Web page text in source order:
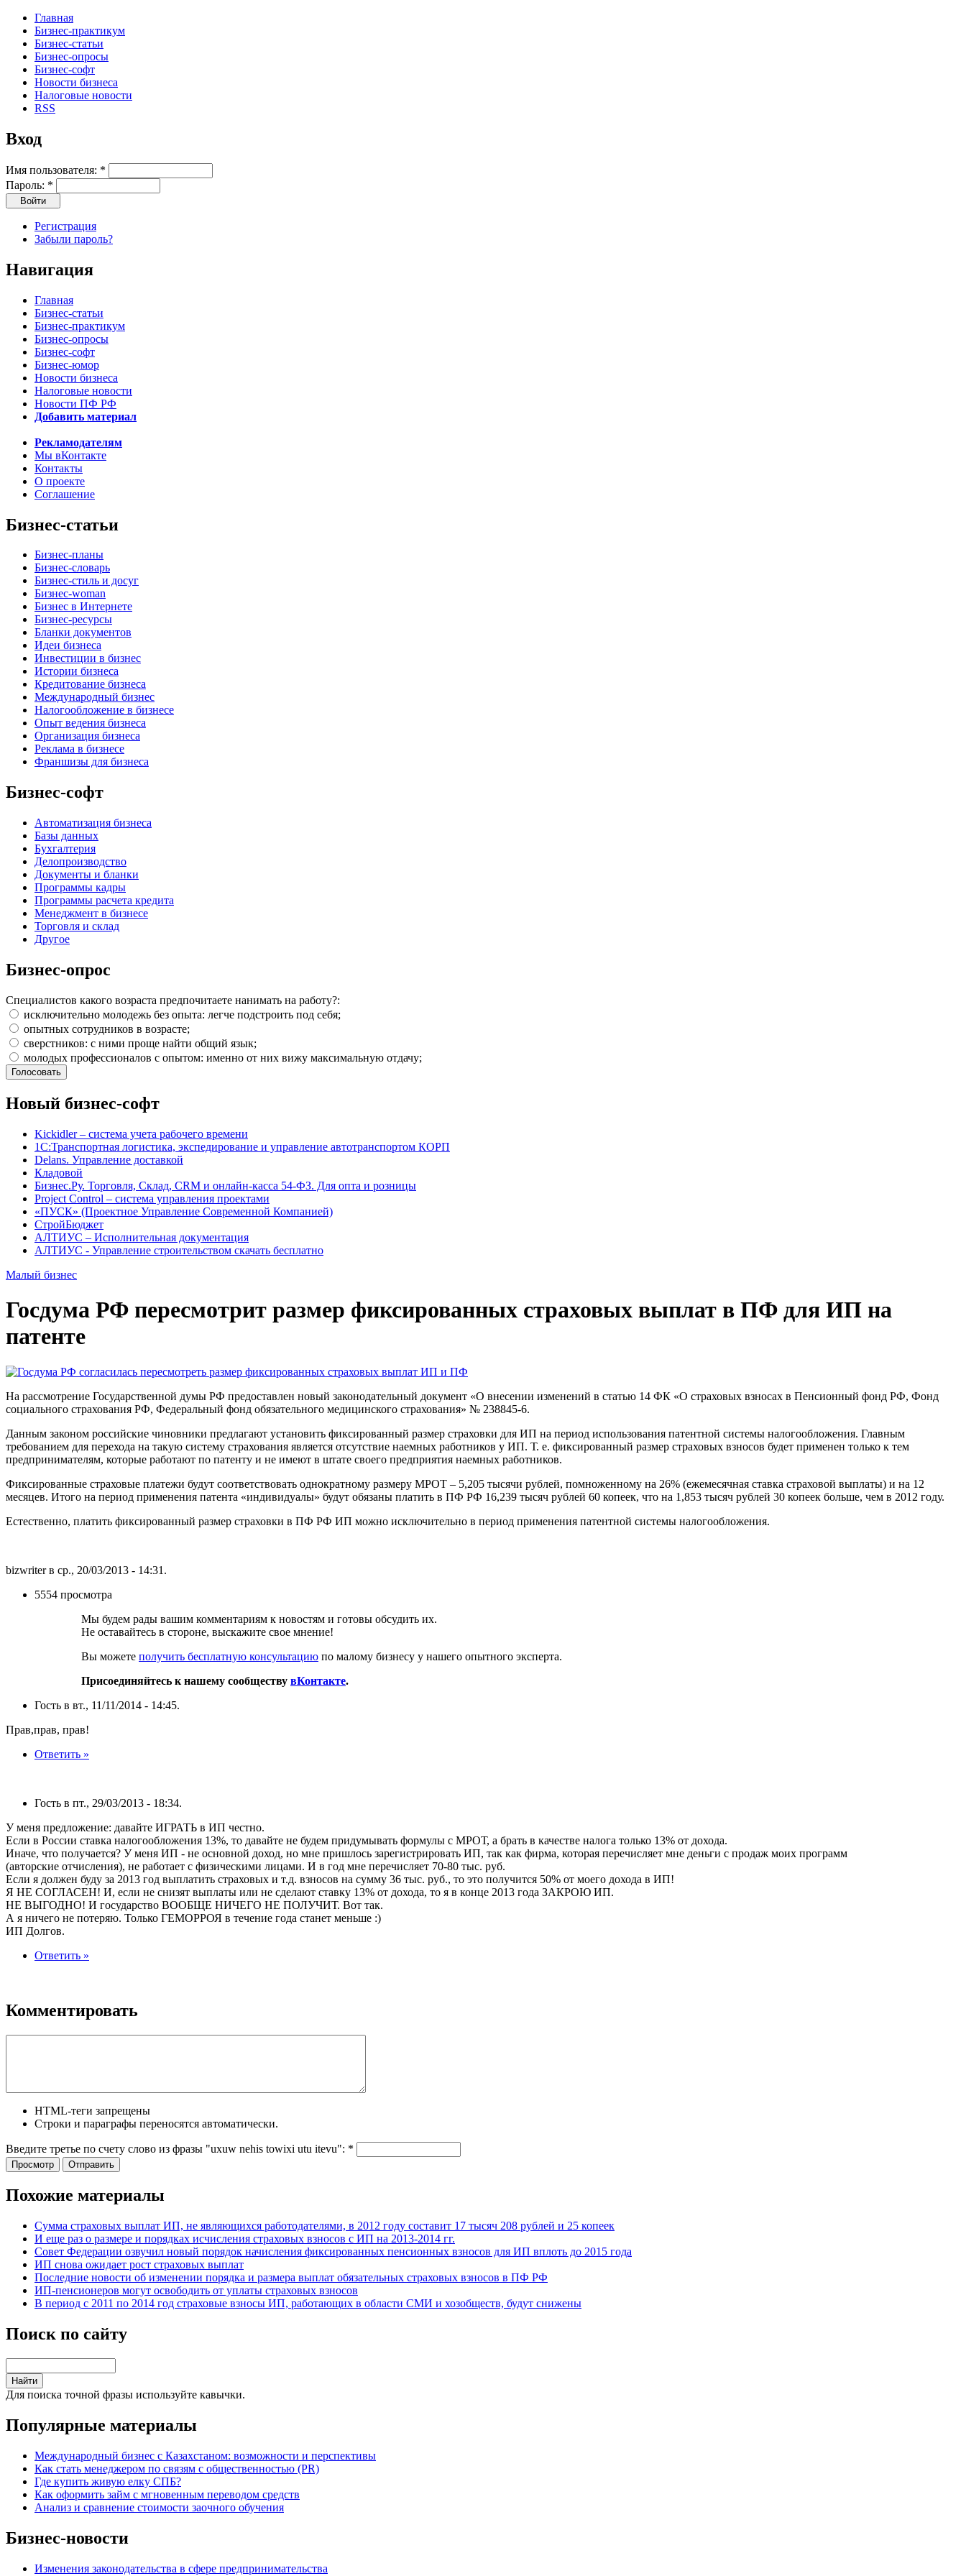
Главная
Бизнес-практикум
Бизнес-статьи
Бизнес-опросы
Бизнес-софт
Новости бизнеса
Налоговые новости
RSS
Вход
Имя пользователя: *
Пароль: *
Регистрация
Забыли пароль?
Навигация
Главная
Бизнес-статьи
Бизнес-практикум
Бизнес-опросы
Бизнес-софт
Бизнес-юмор
Новости бизнеса
Налоговые новости
Новости ПФ РФ
Добавить материал
Рекламодателям
Мы вКонтакте
Контакты
О проекте
Соглашение
Бизнес-статьи
Бизнес-планы
Бизнес-словарь
Бизнес-стиль и досуг
Бизнес-woman
Бизнес в Интернете
Бизнес-ресурсы
Бланки документов
Идеи бизнеса
Инвестиции в бизнес
Истории бизнеса
Кредитование бизнеса
Международный бизнес
Налогообложение в бизнесе
Опыт ведения бизнеса
Организация бизнеса
Реклама в бизнесе
Франшизы для бизнеса
Бизнес-софт
Автоматизация бизнеса
Базы данных
Бухгалтерия
Делопроизводство
Документы и бланки
Программы кадры
Программы расчета кредита
Менеджмент в бизнесе
Торговля и склад
Другое
Бизнес-опрос
Специалистов какого возраста предпочитаете нанимать на работу?:
исключительно молодежь без опыта: легче подстроить под себя;
опытных сотрудников в возрасте;
сверстников: с ними проще найти общий язык;
молодых профессионалов с опытом: именно от них вижу максимальную отдачу;
Новый бизнес-софт
Kickidler – система учета рабочего времени
1С:Транспортная логистика, экспедирование и управление автотранспортом КОРП
Delans. Управление доставкой
Кладовой
Бизнес.Ру. Торговля, Склад, CRM и онлайн-касса 54-ФЗ. Для опта и розницы
Project Сontrol – система управления проектами
«ПУСК» (Проектное Управление Современной Компанией)
СтройБюджет
АЛТИУС – Исполнительная документация
АЛТИУС - Управление строительством скачать бесплатно
Малый бизнес
Госдума РФ пересмотрит размер фиксированных страховых выплат в ПФ для ИП на
патенте
На рассмотрение Государственной думы РФ предоставлен новый законодательный документ «О внесении изменений в статью 14 ФК «О страховых взносах в Пенсионный фонд РФ, Фонд
социального страхования РФ, Федеральный фонд обязательного медицинского страхования» № 238845-6.
Данным законом российские чиновники предлагают установить фиксированный размер страховки для ИП на период использования патентной системы налогообложения. Главным
требованием для перехода на такую систему страхования является отсутствие наемных работников у ИП. Т. е. фиксированный размер страховых взносов будет применен только к тем
предпринимателям, которые работают по патенту и не имеют в штате своего предприятия наемных работников.
Фиксированные страховые платежи будут соответствовать однократному размеру МРОТ – 5,205 тысячи рублей, помноженному на 26% (ежемесячная ставка страховой выплаты) и на 12
месяцев. Итого на период применения патента «индивидуалы» будут обязаны платить в ПФ РФ 16,239 тысяч рублей 60 копеек, что на 1,853 тысяч рублей 30 копеек больше, чем в 2012 году.
Естественно, платить фиксированный размер страховки в ПФ РФ ИП можно исключительно в период применения патентной системы налогообложения.
bizwriter в ср., 20/03/2013 - 14:31.
5554 просмотра
Мы будем рады вашим комментариям к новостям и готовы обсудить их.
Не оставайтесь в стороне, выскажите свое мнение!
Вы можете получить бесплатную консультацию по малому бизнесу у нашего опытного эксперта.
Присоединяйтесь к нашему сообществу вКонтакте.
Гость в вт., 11/11/2014 - 14:45.
Прав,прав, прав!
Ответить »
Гость в пт., 29/03/2013 - 18:34.
У меня предложение: давайте ИГРАТЬ в ИП честно.
Если в России ставка налогообложения 13%, то давайте не будем придумывать формулы с МРОТ, а брать в качестве налога только 13% от дохода.
Иначе, что получается? У меня ИП - не основной доход, но мне пришлось зарегистрировать ИП, так как фирма, которая перечисляет мне деньги с продаж моих программ
(авторские отчисления), не работает с физическими лицами. И в год мне перечисляет 70-80 тыс. руб.
Если я должен буду за 2013 год выплатить страховых и т.д. взносов на сумму 36 тыс. руб., то это получится 50% от моего дохода в ИП!
Я НЕ СОГЛАСЕН! И, если не снизят выплаты или не сделают ставку 13% от дохода, то я в конце 2013 года ЗАКРОЮ ИП.
НЕ ВЫГОДНО! И государство ВООБЩЕ НИЧЕГО НЕ ПОЛУЧИТ. Вот так.
А я ничего не потеряю. Только ГЕМОРРОЯ в течение года станет меньше :)
ИП Долгов.
Ответить »
Комментировать
HTML-теги запрещены
Строки и параграфы переносятся автоматически.
Введите третье по счету слово из фразы "uxuw nehis towixi utu itevu": *
Похожие материалы
Сумма страховых выплат ИП, не являющихся работодателями, в 2012 году составит 17 тысяч 208 рублей и 25 копеек
И еще раз о размере и порядках исчисления страховых взносов с ИП на 2013-2014 гг.
Совет Федерации озвучил новый порядок начисления фиксированных пенсионных взносов для ИП вплоть до 2015 года
ИП снова ожидает рост страховых выплат
Последние новости об изменении порядка и размера выплат обязательных страховых взносов в ПФ РФ
ИП-пенсионеров могут освободить от уплаты страховых взносов
В период с 2011 по 2014 год страховые взносы ИП, работающих в области СМИ и хозобществ, будут снижены
Поиск по сайту
Для поиска точной фразы используйте кавычки.
Популярные материалы
Международный бизнес с Казахстаном: возможности и перспективы
Как стать менеджером по связям с общественностью (PR)
Где купить живую елку СПБ?
Как оформить займ с мгновенным переводом средств
Анализ и сравнение стоимости заочного обучения
Бизнес-новости
Изменения законодательства в сфере предпринимательства